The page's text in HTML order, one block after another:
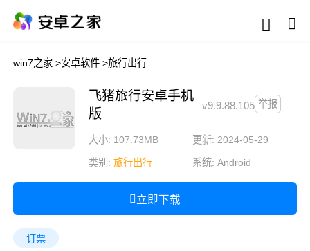
win7之家 >安卓软件 >旅行出行
飞猪旅行安卓手机
版
v9.9.88.105 举报
大小: 107.73MB 更新: 2024-05-29
类别: 旅行出行 系统:Android
立即下载
订票